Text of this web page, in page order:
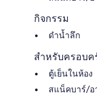
กิจกรรม
ดำน้ำลึก
สำหรับครอบค
ตู้เย็นในห้อง
สแน็คบาร์/อ